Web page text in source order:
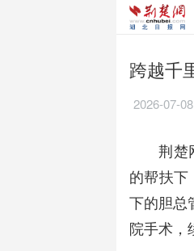
跨越千
2026-07-
荆楚
的帮扶
下的胆总
院手术，